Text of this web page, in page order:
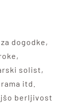
dogodke,
solist,
itd.
berljivost